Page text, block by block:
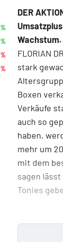
DER
FLORIAN
stark
Boxen
Verkäufe
auch so
haben,
mehr um
mit dem
sagen
Tonies
%
%
%
%